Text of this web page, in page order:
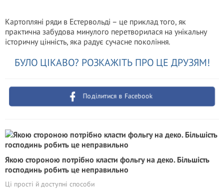
Картопляні ряди в Естервольді – це приклад того, як
практична забудова минулого перетворилася на унікальну
історичну цінність, яка радує сучасне покоління.
БУЛО ЦІКАВО? РОЗКАЖІТЬ ПРО ЦЕ ДРУЗЯМ!
Поділитися в Facebook
Якою стороною потрібно класти фольгу на деко. Більшість
господинь робить це неправильно
Ці прості й доступні способи